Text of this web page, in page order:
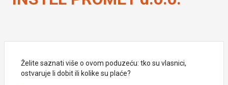
Želite saznati više o ovom poduzeću: tko su vlasnici,
ostvaruje li dobit ili kolike su plaće?